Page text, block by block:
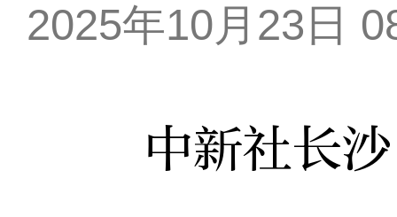
2025年10月23日
中新社长沙